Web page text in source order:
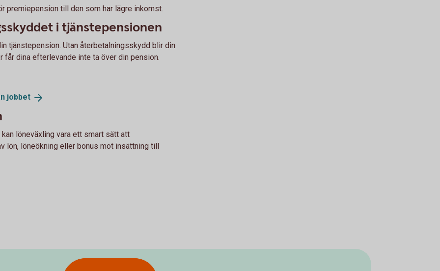
premiepension till den som har lägre inkomst.
i tjänstepensionen
tjänstepension. Utan återbetalningsskydd blir din
får dina efterlevande inte ta över din pension.
jobbet
löneväxling vara ett smart sätt att
lön, löneökning eller bonus mot insättning till